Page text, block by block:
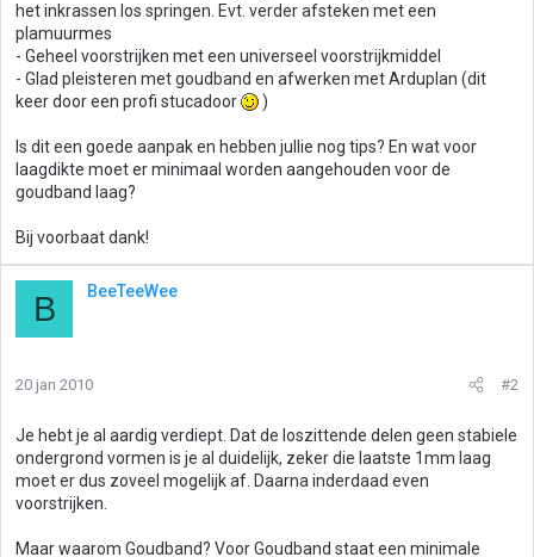
het inkrassen los springen. Evt. verder afsteken met een
plamuurmes
- Geheel voorstrijken met een universeel voorstrijkmiddel
- Glad pleisteren met goudband en afwerken met Arduplan (dit
keer door een profi stucadoor
)
Is dit een goede aanpak en hebben jullie nog tips? En wat voor
laagdikte moet er minimaal worden aangehouden voor de
goudband laag?
Bij voorbaat dank!
B BeeTeeWee
20 jan 2010 #2
Je hebt je al aardig verdiept. Dat de loszittende delen geen stabiele
ondergrond vormen is je al duidelijk, zeker die laatste 1mm laag
moet er dus zoveel mogelijk af. Daarna inderdaad even
voorstrijken.
Maar waarom Goudband? Voor Goudband staat een minimale